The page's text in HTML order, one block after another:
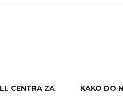
CENTRA ZA
KAKO DO